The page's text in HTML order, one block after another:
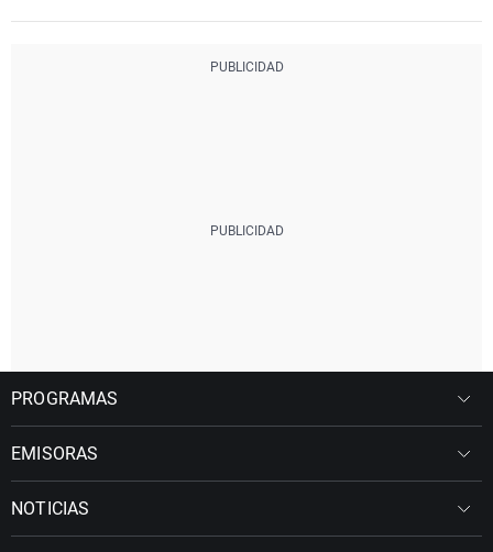
PROGRAMAS
EMISORAS
NOTICIAS